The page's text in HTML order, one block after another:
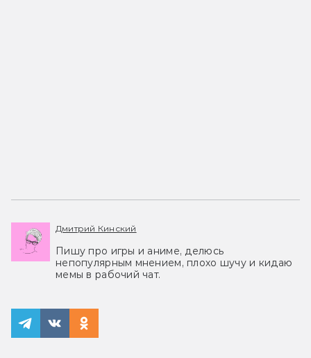
Дмитрий Кинский
Пишу про игры и аниме, делюсь
непопулярным мнением, плохо шучу и кидаю
мемы в рабочий чат.